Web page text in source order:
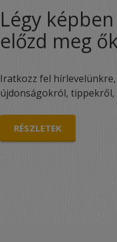
Légy
előzd meg
Iratkozz fel
újdonságokról,
RÉSZLETEK